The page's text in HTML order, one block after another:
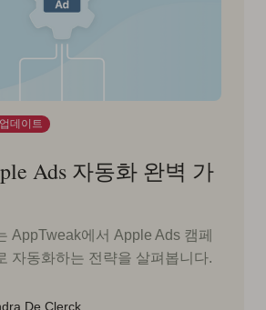
데이트
Ads 자동화 완벽 가
AppTweak에서 Apple Ads 캠페
자동화하는 전략을 살펴봅니다.
De Clerck